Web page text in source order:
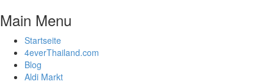
Main Menu
Startseite
4everThailand.com
Blog
Aldi Markt